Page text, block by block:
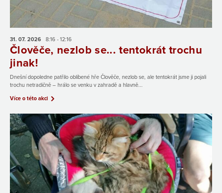
31. 07. 2026 8:16 - 12:16
Člověče, nezlob se... tentokrát trochu
jinak!
Dnešní dopoledne patřilo oblíbené hře Člověče, nezlob se, ale tentokrát jsme ji pojali
trochu netradičně – hrálo se venku v zahradě a hlavně...
Více o této akci